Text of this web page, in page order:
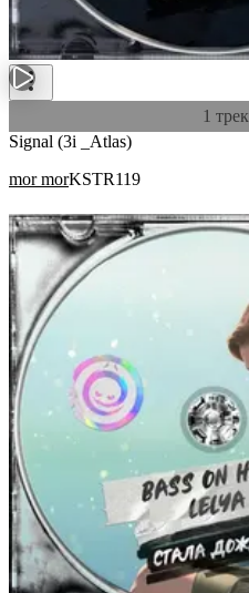
1 трек
Signal (3i _Atlas)
mor morKSTR119